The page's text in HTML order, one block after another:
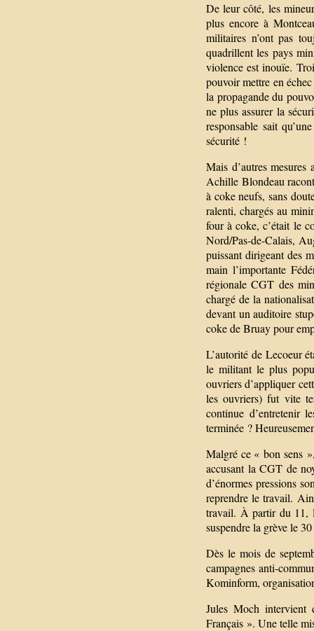
De leur côté, les
plus encore à
militaires n’ont pas
quadrillent les pays
violence est inouïe.
pouvoir mettre en
la propagande du
ne plus assurer la
responsable sait
sécurité !
Mais d’autres
Achille Blondeau
à coke neufs, sans
ralenti, chargés au
four à coke, c’était le
Nord/Pas-de-Calais,
puissant dirigeant des
main l’importante
régionale CGT des
chargé de la
devant un auditoire
coke de Bruay pour
L’autorité de Lecoeur
le militant le plus
ouvriers d’appliquer
les ouvriers) fut vite
continue d’entretenir
terminée ?
Malgré ce « bon sens
accusant la CGT de
d’énormes pressions
reprendre le travail.
travail. À partir du 11,
suspendre la grève le
Dès le mois de
campagnes anti-
Kominform,
Jules Moch intervient
Français ». Une telle